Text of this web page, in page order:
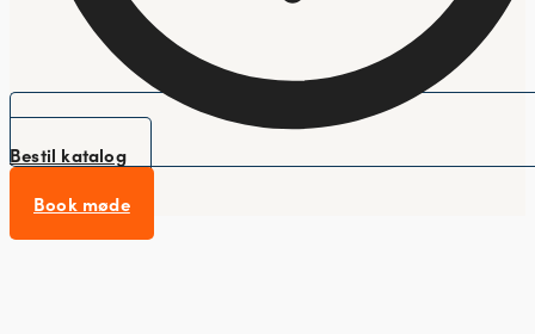
Bestil katalog
Book møde